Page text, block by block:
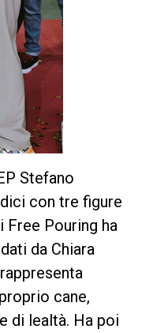
Stefano
con tre figure
Free Pouring ha
da Chiara
cane,
di lealtà. Ha poi